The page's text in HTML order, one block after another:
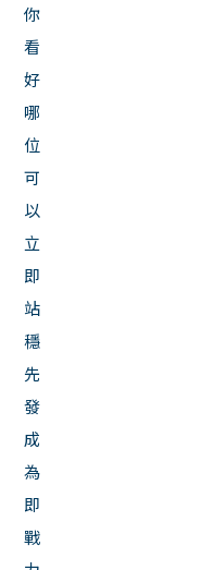
你
看
好
哪
位
可
以
立
即
站
穩
先
發
成
為
即
戰